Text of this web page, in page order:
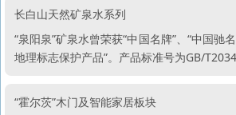
长白山天然矿泉水系列
“泉阳泉”矿泉水曾荣获“中国名牌”、“中国驰
地理标志保护产品”。产品标准号为GB/
“霍尔茨”木门及智能家居板块